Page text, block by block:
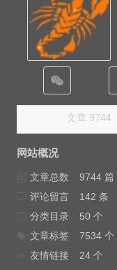
文章 9744
网站概况
文章总数
9744 篇
评论留言
142 条
分类目录
50 个
文章标签
7534 个
友情链接
24 个